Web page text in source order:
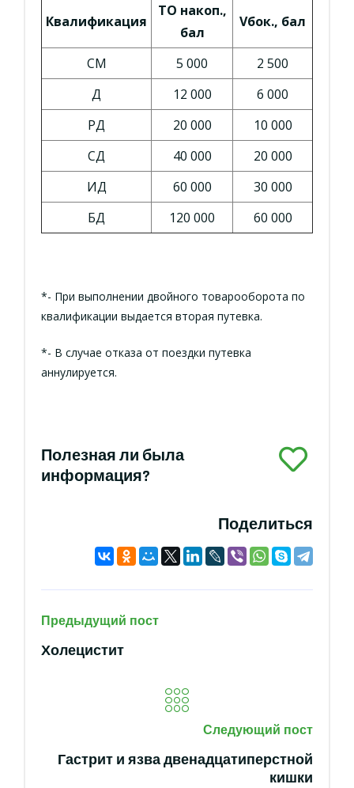
Квалификация
ТО накоп.,
бал
Vбок., бал
СМ 5 000
2 500
Д
12 000
6 000
РД
20 000
10 000
СД
40 000
20 000
ИД
60 000
30 000
БД
120 000 60 000
*- При выполнении двойного товарооборота по
квалификации выдается вторая путевка.
*- В случае отказа от поездки путевка
аннулируется.
Полезная ли была
информация?
Поделиться
Предыдущий пост
Холецистит
Следующий пост
Гастрит и язва двенадцатиперстной
кишки